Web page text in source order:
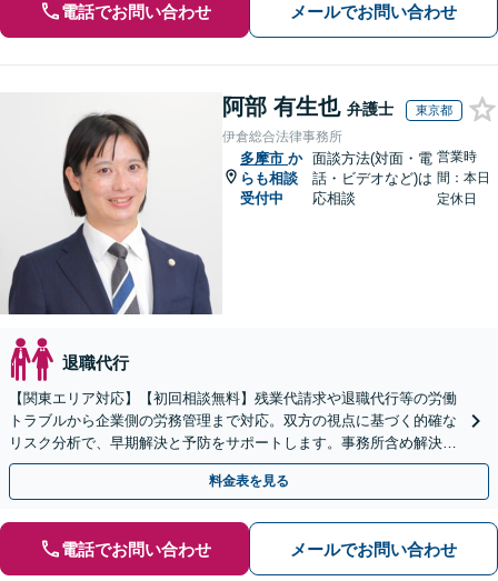
電話でお問い合わせ メールでお問い合わせ
阿部 有生也 弁護士 東京都
伊倉総合法律事務所
多摩市 か
らも相談
受付中
面談方法(対面・電
話・ビデオなど)は
応相談
営業時
間：本日
定休日
退職代行
【関東エリア対応】【初回相談無料】残業代請求や退職代行等の労働
トラブルから企業側の労務管理まで対応。双方の視点に基づく的確な
リスク分析で、早期解決と予防をサポートします。事務所含め解決実
績は年300件以上！【時間外・Web相談も可】
料金表を見る
電話でお問い合わせ メールでお問い合わせ